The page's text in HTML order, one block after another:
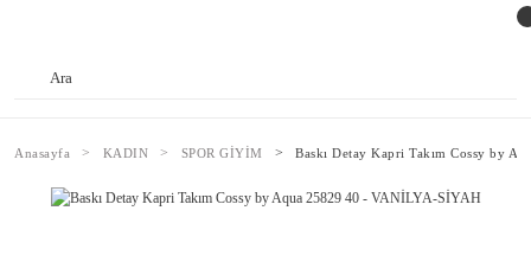
Anasayfa KADIN SPOR GİYİM Baskı Detay Kapri Takım Cossy by